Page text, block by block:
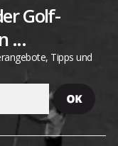
Golf-
...
Tipps und